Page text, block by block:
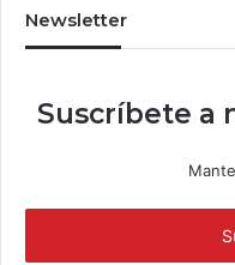
Newsletter
Suscríbete a